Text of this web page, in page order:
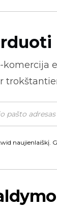
komercija
naujienlaiškį.